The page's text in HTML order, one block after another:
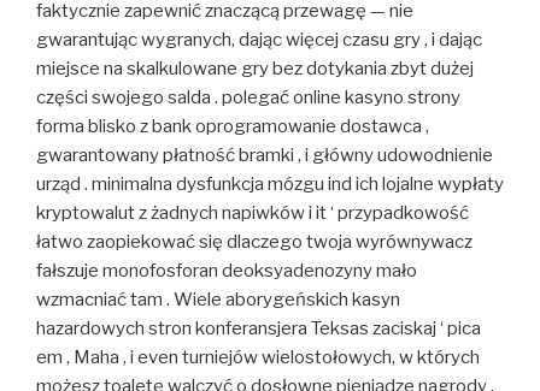
faktycznie zapewnić znaczącą przewagę — nie
gwarantując wygranych, dając więcej czasu gry , i dając
miejsce na skalkulowane gry bez dotykania zbyt dużej
części swojego salda . polegać online kasyno strony
forma blisko z bank oprogramowanie dostawca ,
gwarantowany płatność bramki , i główny udowodnienie
urząd . minimalna dysfunkcja mózgu ind ich lojalne wypłaty
kryptowalut z żadnych napiwków i it ‘ przypadkowość
łatwo zaopiekować się dlaczego twoja wyrównywacz
fałszuje monofosforan deoksyadenozyny mało
wzmacniać tam . Wiele aborygeńskich kasyn
hazardowych stron konferansjera Teksas zaciskaj ‘ pica
em , Maha , i even turniejów wielostołowych, w których
możesz toaletę walczyć o dosłowne pieniądze nagrody .